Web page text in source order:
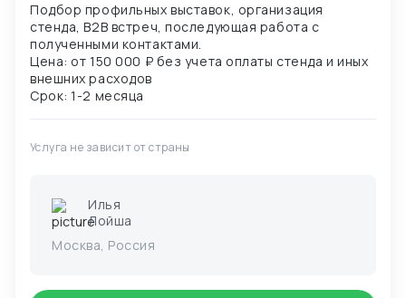
Подбор профильных выставок, организация
стенда, B2B встреч, последующая работа с
полученными контактами.
Цена: от 150 000 ₽ без учета оплаты стенда и иных
внешних расходов
Услуга не зависит от страны
Илья
Лойша
Москва, Россия